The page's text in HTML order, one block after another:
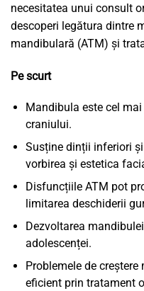
necesitatea unui consult
descoperi legătura dintre
mandibulară (ATM) și
Pe scurt
Mandibula este cel
craniului.
Susține dinții inferiori
vorbirea și estetica
Disfuncțiile ATM pot
limitarea deschiderii
Dezvoltarea
adolescenței.
Problemele de
eficient prin tratament